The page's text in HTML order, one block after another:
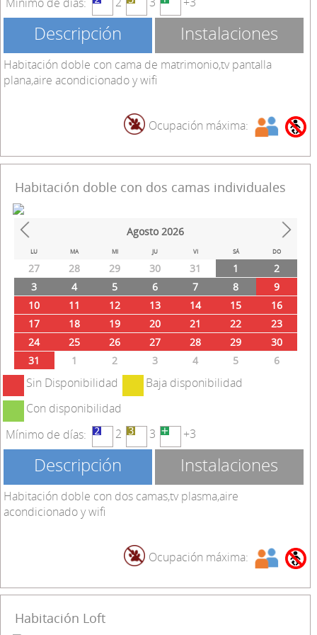
Mínimo de días:
Descripción Instalaciones
Habitación doble con cama de matrimonio,tv pantalla
plana,aire acondicionado y wifi
Ocupación máxima:
Habitación doble con dos camas individuales
Prev Next
Agosto 2026
LU MA MI JU VI SÁ DO
27 28 29 30 31 1
2
3
4 5 6 7 8
9
10
11 12 13 14 15
16
17
18 19 20 21 22
23
24
25 26 27 28 29
30
31
1 2 3 4 5 6
Sin Disponibilidad
Baja disponibilidad
Con disponibilidad
Mínimo de días:
2 3 +3
Descripción Instalaciones
Habitación doble con dos camas,tv plasma,aire
acondicionado y wifi
Ocupación máxima:
Habitación Loft